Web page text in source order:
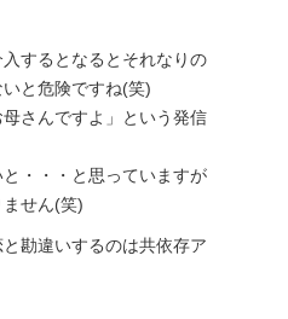
するとなるとそれなりの
と危険ですね(笑)
さんですよ」という発信
・・・と思っていますが
せん(笑)
勘違いするのは共依存ア